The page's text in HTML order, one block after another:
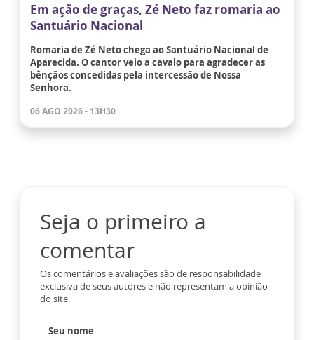
Em ação de graças, Zé Neto faz romaria ao
Santuário Nacional
Romaria de Zé Neto chega ao Santuário Nacional de
Aparecida. O cantor veio a cavalo para agradecer as
bênçãos concedidas pela intercessão de Nossa
Senhora.
06 AGO 2026 - 13H30
Seja o primeiro a
comentar
Os comentários e avaliações são de responsabilidade
exclusiva de seus autores e não representam a opinião
do site.
Seu nome